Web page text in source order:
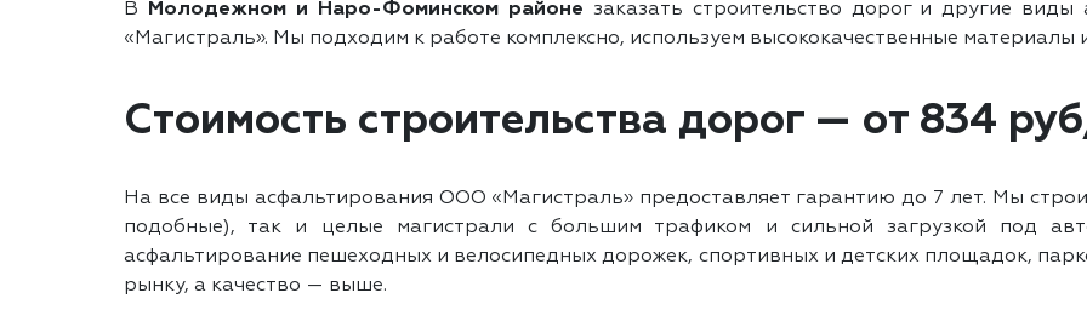
В Молодежном и Наро-Фоминском районе заказать строительство дорог и другие
«Магистраль». Мы подходим к работе комплексно, используем высококачественные материалы
Стоимость строительства дорог — от 834
На все виды асфальтирования ООО «Магистраль» предоставляет гарантию до 7 лет. Мы
подобные), так и целые магистрали с большим трафиком и сильной загрузкой под
асфальтирование пешеходных и велосипедных дорожек, спортивных и детских площадок,
рынку, а качество — выше.